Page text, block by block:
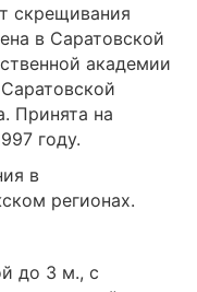
скрещивания
в Саратовской
академии
Принята на
году.
в
регионах.
до 3 м., с